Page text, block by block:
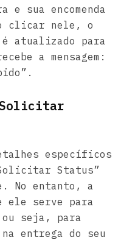
e sua encomenda
clicar nele, o
atualizado para
a mensagem:
específicos
Status”
No entanto, a
ele serve para
seja, para
entrega do seu